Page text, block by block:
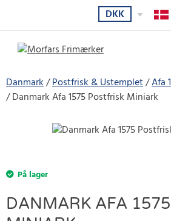
DKK
Danmark Postfrisk & Ustemplet Afa
Danmark Afa 1575 Postfrisk Miniark
På lager
DANMARK AFA 1575